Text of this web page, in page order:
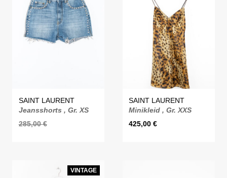
SAINT LAURENT
Jeansshorts , Gr. XS
285,00€
SAINT LAURENT
Minikleid , Gr. XXS
425,00€
VINTAGE